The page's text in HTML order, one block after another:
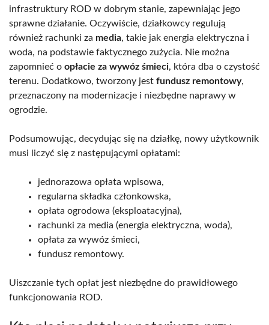
infrastruktury ROD w dobrym stanie, zapewniając jego
sprawne działanie. Oczywiście, działkowcy regulują
również rachunki za media, takie jak energia elektryczna i
woda, na podstawie faktycznego zużycia. Nie można
zapomnieć o opłacie za wywóz śmieci, która dba o czystość
terenu. Dodatkowo, tworzony jest fundusz remontowy,
przeznaczony na modernizacje i niezbędne naprawy w
ogrodzie.
Podsumowując, decydując się na działkę, nowy użytkownik
musi liczyć się z następującymi opłatami:
jednorazowa opłata wpisowa,
regularna składka członkowska,
opłata ogrodowa (eksploatacyjna),
rachunki za media (energia elektryczna, woda),
opłata za wywóz śmieci,
fundusz remontowy.
Uiszczanie tych opłat jest niezbędne do prawidłowego
funkcjonowania ROD.